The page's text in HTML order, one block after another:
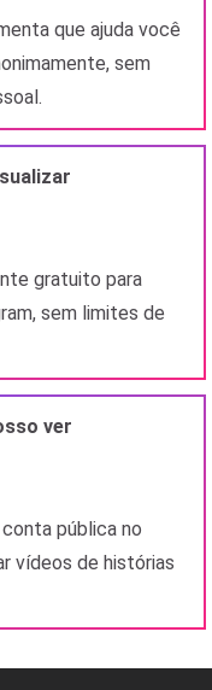
que ajuda você
sem
gratuito para
sem limites de
ver
pública no
vídeos de histórias